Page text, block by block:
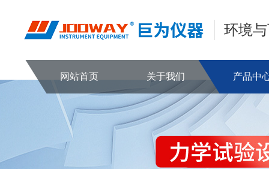
环境
网站首页 关于我们 产品中